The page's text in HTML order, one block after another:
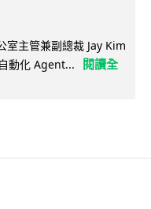
主管兼副總裁 Jay Kim
動化 Agent...
閱讀全